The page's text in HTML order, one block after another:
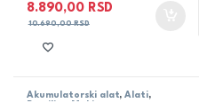
8.890,00 RSD
10.690,00RSD
Akumulatorski alat,Alati,